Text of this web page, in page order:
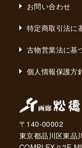
お問い合わせ
特定商取引法に
古物営業法に基
個人情報保護方
〒140-00002
東京都品川区東品